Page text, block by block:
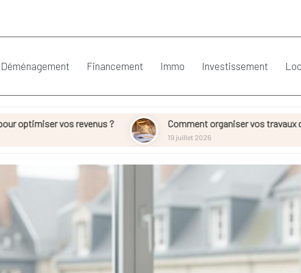
Déménagement Financement Immo Investissement
revenus ? Comment organiser vos travaux de rénovation
19 juillet 2026